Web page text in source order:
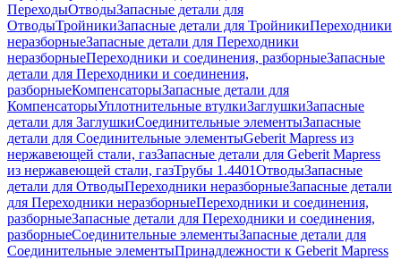
ПереходыОтводыЗапасные детали для
ОтводыТройникиЗапасные детали для ТройникиПереходники
неразборныеЗапасные детали для Переходники
неразборныеПереходники и соединения, разборныеЗапасные
детали для Переходники и соединения,
разборныеКомпенсаторыЗапасные детали для
КомпенсаторыУплотнительные втулкиЗаглушкиЗапасные
детали для ЗаглушкиСоединительные элементыЗапасные
детали для Соединительные элементыGeberit Mapress из
нержавеющей стали, газЗапасные детали для Geberit Mapress
из нержавеющей стали, газТрубы 1.4401ОтводыЗапасные
детали для ОтводыПереходники неразборныеЗапасные детали
для Переходники неразборныеПереходники и соединения,
разборныеЗапасные детали для Переходники и соединения,
разборныеСоединительные элементыЗапасные детали для
Соединительные элементыПринадлежности к Geberit Mapress